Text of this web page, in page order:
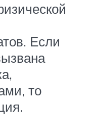
Если
то